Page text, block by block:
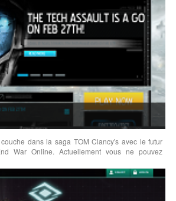
dans la saga TOM Clancy's avec le futur
War Online. Actuellement vous ne pouvez